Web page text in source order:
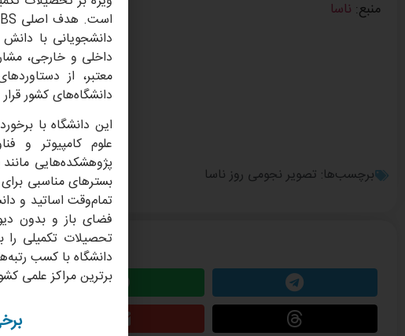
منبع: ناسا
برچسب‌ها: تصویر نجومی روز ناسا
این مطلب را به
دانشجویانی با
داخلی و خارجی،
معتبر، از
دانشگاه‌های کشور
این دانشگاه با
علوم کامپیوتر و
پژوهشکده‌هایی
تمام‌وقت اساتید و
تحصیلات تکمیلی
دانشگاه با کسب
برترین مراکز علمی